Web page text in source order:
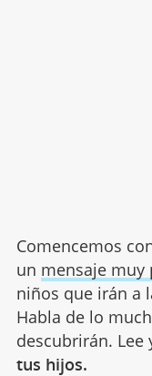
Comencemos
un mensaje
niños que irán a
Habla de lo
descubrirán. Lee
tus hijos.